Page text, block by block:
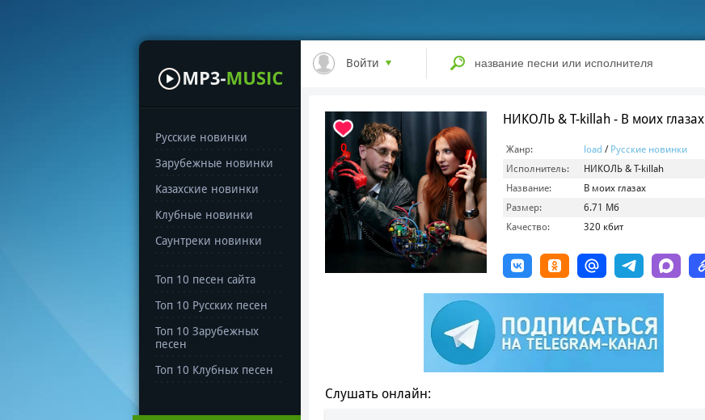
Русские новинки
Зарубежные новинки
Казахские новинки
Клубные новинки
Саунтреки новинки
Топ 10 песен сайта
Топ 10 Русских песен
Топ 10 Зарубежных
песен
Топ 10 Клубных песен
Войти
0
НИКОЛЬ & T-killah - В моих глазах
Жанр: load / Русские новинки
Исполнитель:
НИКОЛЬ & T-killah
Название:
В моих глазах
Размер:
6.71 Мб
Качество:
320 кбит
Слушать онлайн: